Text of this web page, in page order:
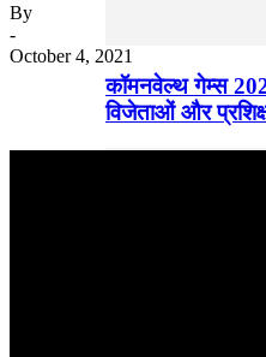
कॉमनवेल्थ गेम्स
विजेताओं और
By
-
October 4, 2021